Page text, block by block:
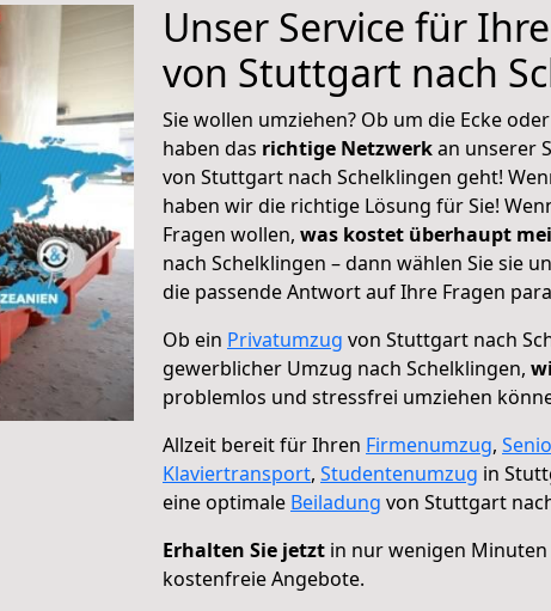
Unser Service für
von Stuttgart nach
Sie wollen umziehen? Ob um die Ecke
haben das richtige Netzwerkan unserer
von Stuttgart nach Schelklingen geht!
haben wir die richtige Lösung für Sie!
Fragen wollen, was kostet überhaupt
nach Schelklingen – dann wählen Sie sie
die passende Antwort auf Ihre Fragen
Ob ein Privatumzug von Stuttgart nach
gewerblicher Umzug nach Schelklingen,
problemlos und stressfrei umziehen
Allzeit bereit für Ihren Firmenumzug,
Klaviertransport, Studentenumzug in
eine optimale Beiladung von Stuttgart
Erhalten Sie jetzt in nur wenigen
kostenfreie Angebote.